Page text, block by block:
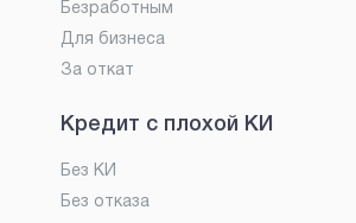
Безработным
Для бизнеса
За откат
Кредит с плохой КИ
Без КИ
Без отказа